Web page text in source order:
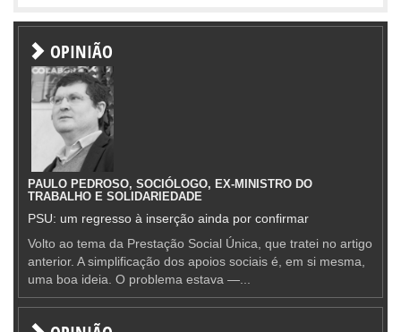
OPINIÃO
PAULO PEDROSO, SOCIÓLOGO, EX-MINISTRO DO
TRABALHO E SOLIDARIEDADE
PSU: um regresso à inserção ainda por confirmar
Volto ao tema da Prestação Social Única, que tratei no artigo
anterior. A simplificação dos apoios sociais é, em si mesma,
uma boa ideia. O problema estava —...